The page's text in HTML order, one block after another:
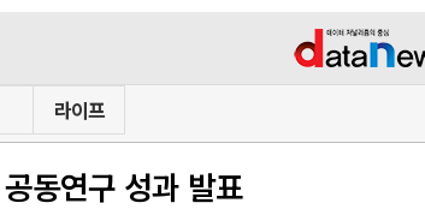
라이프
동연구 성과 발표